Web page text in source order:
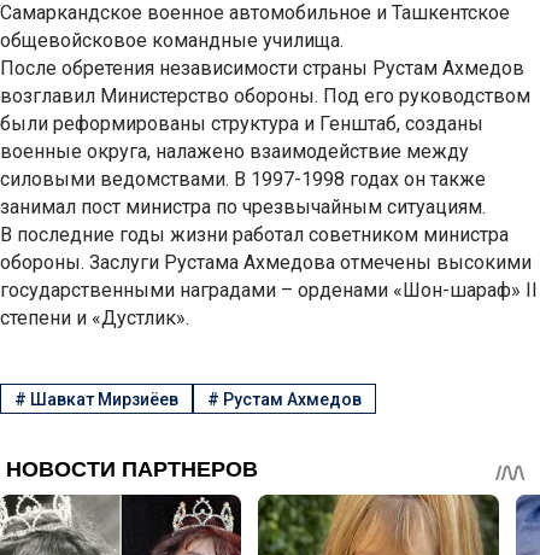
Самаркандское военное автомобильное и Ташкентское
общевойсковое командные училища.
После обретения независимости страны Рустам Ахмедов
возглавил Министерство обороны. Под его руководством
были реформированы структура и Генштаб, созданы
военные округа, налажено взаимодействие между
силовыми ведомствами. В 1997-1998 годах он также
занимал пост министра по чрезвычайным ситуациям.
В последние годы жизни работал советником министра
обороны. Заслуги Рустама Ахмедова отмечены высокими
государственными наградами – орденами «Шон-шараф» II
степени и «Дустлик».
# Шавкат Мирзиёев # Рустам Ахмедов